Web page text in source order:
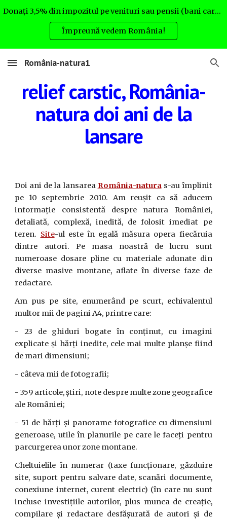
Skip to main content
Donați 3,5% din impozitul pe venituri sau pensii (bani care altfel nu rămân la Dvs.) pentru România natura. Uite cum:
Împreună vedem România!
România-natura1
relief carstic, România-
natura doi ani de la
lansare
Doi ani de la lansarea România-naturas-au împlinit
pe 10 septembrie 2010. Am reușit ca să aducem
informație consistentă despre natura României,
detaliată, complexă, inedită, de folosit imediat pe
teren. Site-ul este în egală măsura opera fiecăruia
dintre autori. Pe masa noastră de lucru sunt
numeroase dosare pline cu materiale adunate din
diverse masive montane, aflate în diverse faze de
redactare.
Am pus pe site, enumerând pe scurt, echivalentul
multor mii de pagini A4, printre care:
- 23 de ghiduri bogate în conținut, cu imagini
explicate și hărți inedite, cele mai multe planșe fiind
de mari dimensiuni;
- câteva mii de fotografii;
- 359 articole, știri, note despre multe zone geografice
ale României;
- 51 de hărți și panorame fotografice cu dimensiuni
generoase, utile în planurile pe care le faceți pentru
parcurgerea unor zone montane.
Cheltuielile în numerar (taxe funcționare, găzduire
site, suport pentru salvare date, scanări documente,
conexiune internet, curent electric) (în care nu sunt
incluse investițiile autorilor, plus munca de creație,
compilare și redactare desfășurată de autori și de